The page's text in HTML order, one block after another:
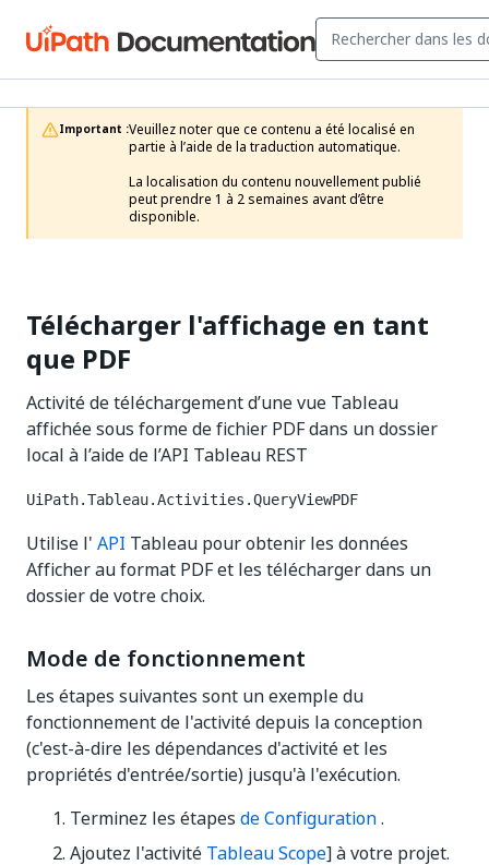
Important :Veuillez noter que ce contenu a été localisé en
partie à l’aide de la traduction automatique.
La localisation du contenu nouvellement publié
peut prendre 1 à 2 semaines avant d’être
disponible.
Télécharger l'affichage en tant
que PDF
Activité de téléchargement d’une vue Tableau
affichée sous forme de fichier PDF dans un dossier
local à l’aide de l’API Tableau REST
UiPath.Tableau.Activities.QueryViewPDF
Utilise l' API Tableau pour obtenir les données
Afficher au format PDF et les télécharger dans un
dossier de votre choix.
Mode de fonctionnement
Les étapes suivantes sont un exemple du
fonctionnement de l'activité depuis la conception
(c'est-à-dire les dépendances d'activité et les
propriétés d'entrée/sortie) jusqu'à l'exécution.
Terminez les étapes de Configuration.
Ajoutez l'activité Tableau Scope] à votre projet.